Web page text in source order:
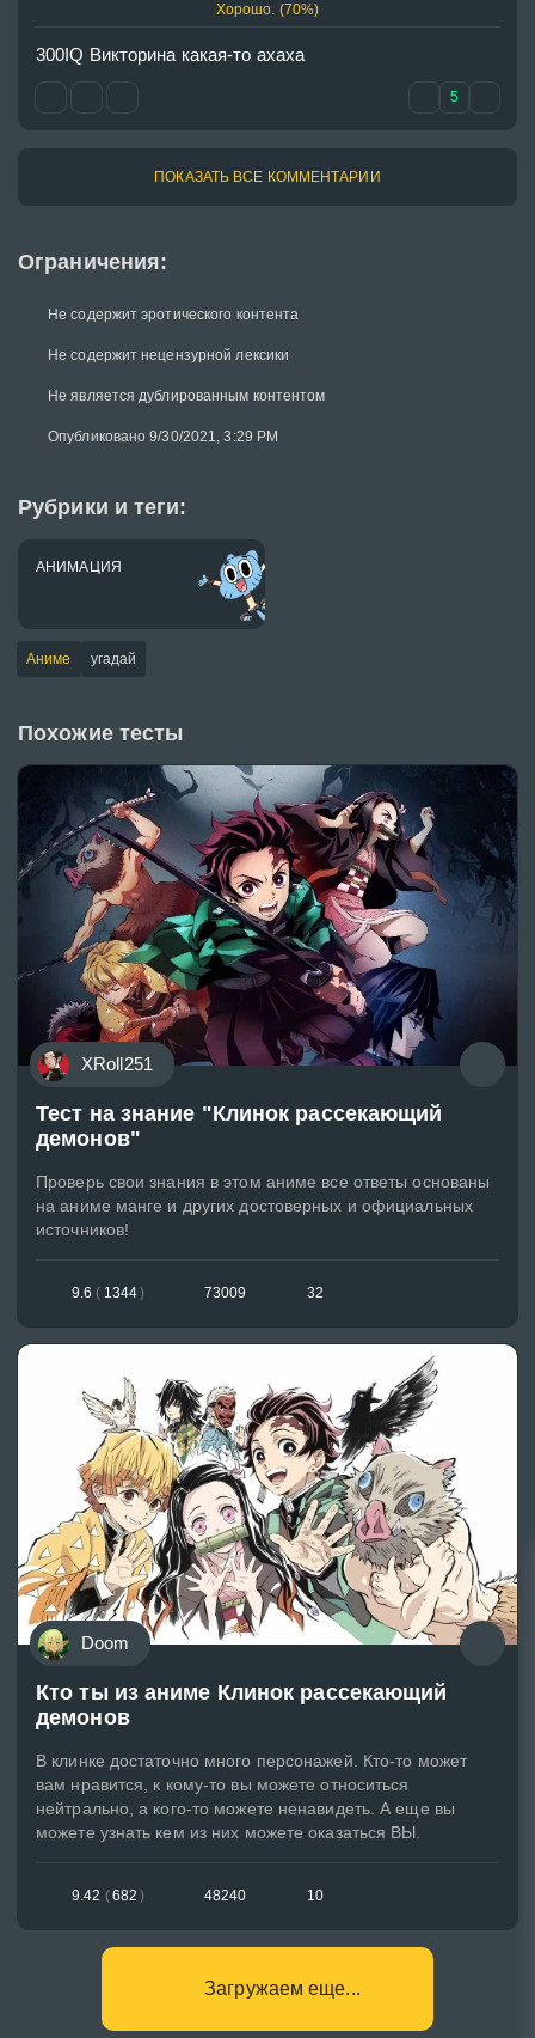
Ограничения:
Не содержит эротического контента
Не содержит нецензурной лексики
Не является дублированным контентом
Опубликовано 9/30/2021, 3:29 PM
Рубрики и теги:
АНИМАЦИЯ
Аниме угадай
Хорошо. (70%)
300IQ Викторина какая-то ахаха
5
ПОКАЗАТЬ ВСЕ КОММЕНТАРИИ
Похожие тесты
XRoll251
Тест на знание "Клинок рассекающий
демонов"
Проверь свои знания в этом аниме все ответы основаны
на аниме манге и других достоверных и официальных
источников!
9.6 ( 1344) 73009 32
Doom
Кто ты из аниме Клинок рассекающий
демонов
В клинке достаточно много персонажей. Кто-то может
вам нравится, к кому-то вы можете относиться
нейтрально, а кого-то можете ненавидеть. А еще вы
можете узнать кем из них можете оказаться ВЫ.
9.42 (682 ) 48240 10
Загружаем еще...